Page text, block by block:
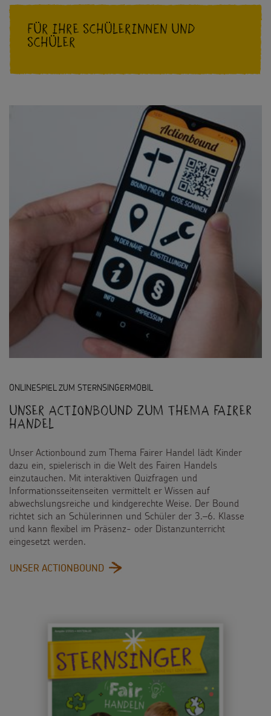
Für Ihre Schülerinnen und
Schüler
ONLINESPIEL ZUM STERNSINGERMOBIL
Unser Actionbound zum Thema Fairer
Handel
Unser Actionbound zum Thema Fairer Handel lädt Kinder
dazu ein, spielerisch in die Welt des Fairen Handels
einzutauchen. Mit interaktiven Quizfragen und
Informationsseitenseiten vermittelt er Wissen auf
abwechslungsreiche und kindgerechte Weise. Der Bound
richtet sich an Schülerinnen und Schüler der 3.–6. Klasse
und kann flexibel im Präsenz- oder Distanzunterricht
eingesetzt werden.
UNSER ACTIONBOUND:
FAIRER
HANDEL